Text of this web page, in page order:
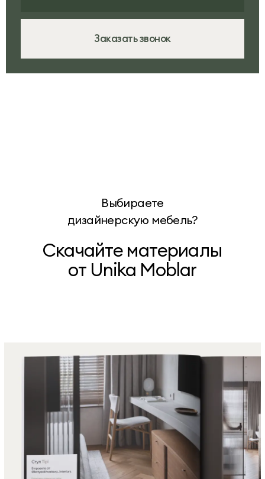
Заказать звонок
Выбираете
дизайнерскую мебель?
Скачайте материалы
от Unika Moblar